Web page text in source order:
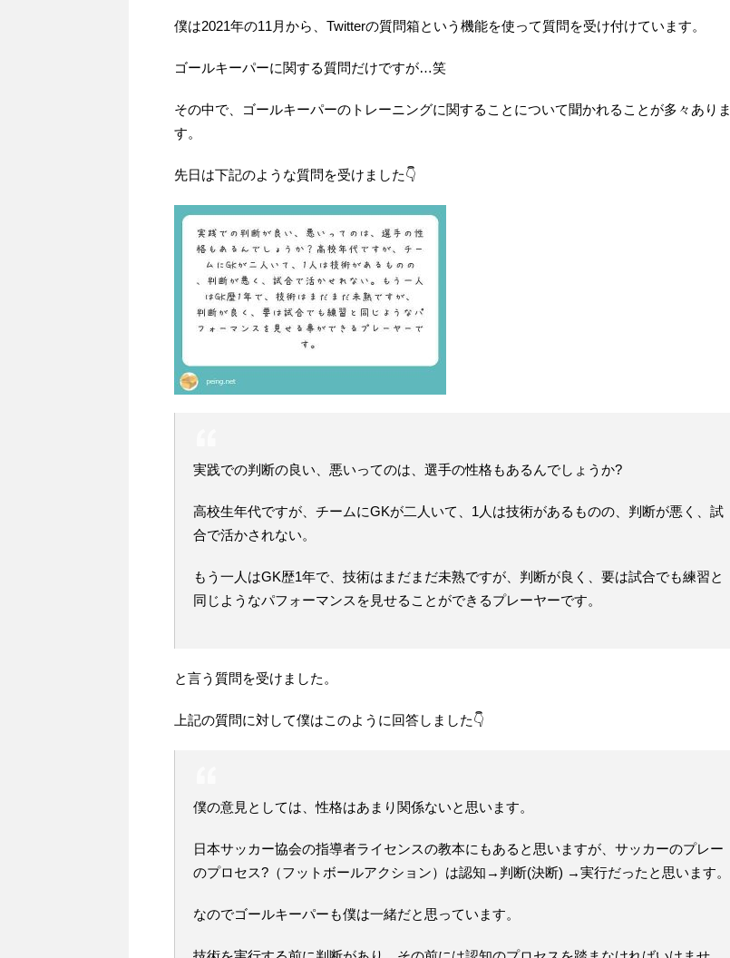
僕は2021年の11月から、Twitterの質問箱という機能を使って質問を受け付けています。
ゴールキーパーに関する質問だけですが…笑
その中で、ゴールキーパーのトレーニングに関することについて聞かれることが多々ありま
す。
先日は下記のような質問を受けました👇
実践での判断の良い、悪いってのは、選手の性格もあるんでしょうか?
高校生年代ですが、チームにGKが二人いて、1人は技術があるものの、判断が悪く、試
合で活かされない。
もう一人はGK歴1年で、技術はまだまだ未熟ですが、判断が良く、要は試合でも練習と
同じようなパフォーマンスを見せることができるプレーヤーです。
と言う質問を受けました。
上記の質問に対して僕はこのように回答しました👇
僕の意見としては、性格はあまり関係ないと思います。
日本サッカー協会の指導者ライセンスの教本にもあると思いますが、サッカーのプレー
のプロセス?（フットボールアクション）は認知→判断(決断) →実行だったと思います。
なのでゴールキーパーも僕は一緒だと思っています。